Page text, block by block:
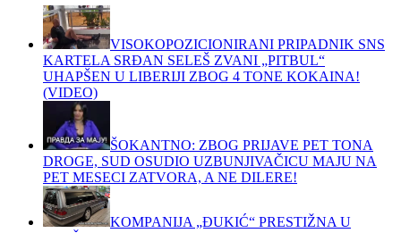
VISOKOPOZICIONIRANI PRIPADNIK SNS
KARTELA SRĐAN SELEŠ ZVANI „PITBUL“
UHAPŠEN U LIBERIJI ZBOG 4 TONE KOKAINA!
(VIDEO)
ŠOKANTNO: ZBOG PRIJAVE PET TONA
DROGE, SUD OSUDIO UZBUNJIVAČICU MAJU NA
PET MESECI ZATVORA, A NE DILERE!
KOMPANIJA „ĐUKIĆ“ PRESTIŽNA U